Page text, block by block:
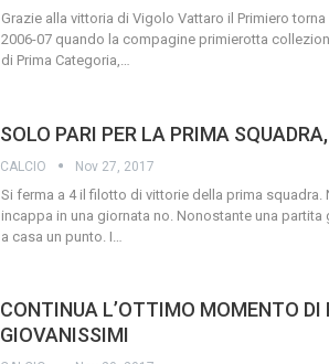
Grazie alla vittoria di Vigolo Vattaro il Primiero
2006-07 quando la compagine primierotta
di Prima Categoria,…
SOLO PARI PER LA PRIMA
CALCIO Nov 27, 2017
Si ferma a 4 il filotto di vittorie della prima squadra.
incappa in una giornata no. Nonostante una
a casa un punto. I
CONTINUA L’OTTIMO MOMENTO DI
GIOVANISSIMI